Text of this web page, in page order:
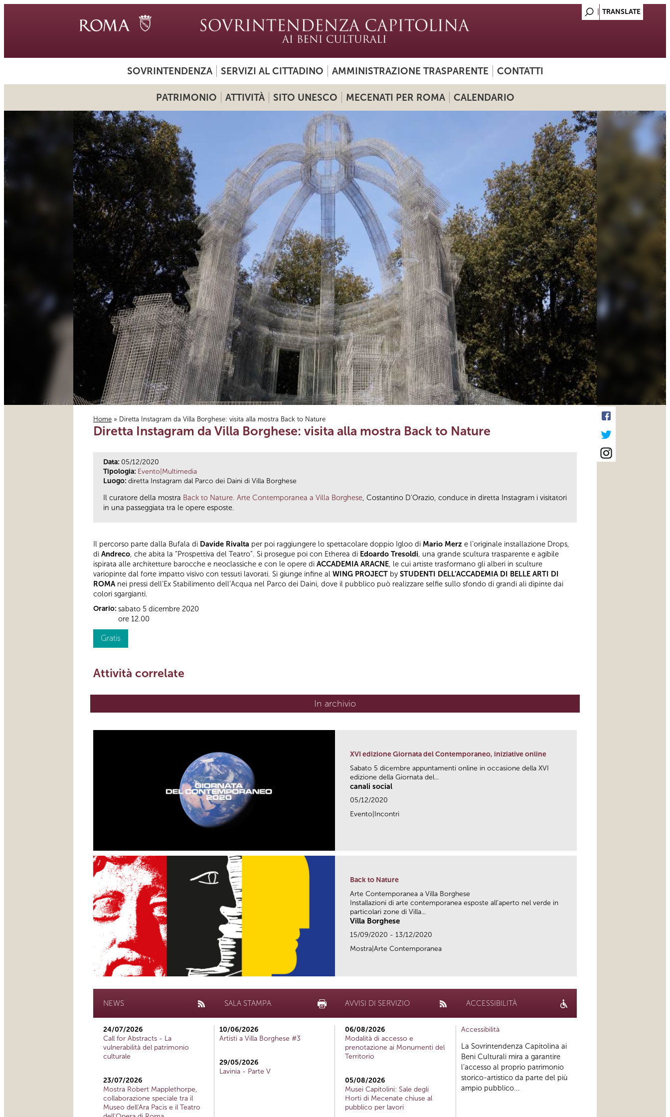
SOVRINTENDENZA SERVIZI AL CITTADINO AMMINISTRAZIONE TRASPARENTE CONTATTI
PATRIMONIO ATTIVITÀ SITO UNESCO MECENATI PER ROMA CALENDARIO
Tu sei qui
Home » Diretta Instagram da Villa Borghese: visita alla mostra Back to Nature
Diretta Instagram da Villa Borghese: visita alla mostra Back to Nature
Data: 05/12/2020
Tipologia: Evento|Multimedia
Luogo: diretta Instagram dal Parco dei Daini di Villa Borghese
Il curatore della mostra Back to Nature. Arte Contemporanea a Villa Borghese, Costantino D'Orazio, conduce in diretta Instagram i visitatori
in una passeggiata tra le opere esposte.
Il percorso parte dalla Bufala di Davide Rivalta per poi raggiungere lo spettacolare doppio Igloo di Mario Merz e l’originale installazione Drops,
di Andreco, che abita la “Prospettiva del Teatro”. Si prosegue poi con Etherea di Edoardo Tresoldi, una grande scultura trasparente e agibile
ispirata alle architetture barocche e neoclassiche e con le opere di ACCADEMIA ARACNE, le cui artiste trasformano gli alberi in sculture
variopinte dal forte impatto visivo con tessuti lavorati. Si giunge infine al WING PROJECT by STUDENTI DELL’ACCADEMIA DI BELLE ARTI DI
ROMA nei pressi dell’Ex Stabilimento dell’Acqua nel Parco dei Daini, dove il pubblico può realizzare selfie sullo sfondo di grandi ali dipinte dai
colori sgargianti.
Orario: sabato 5 dicembre 2020
ore 12.00
Gratis
Attività correlate
In archivio
XVI edizione Giornata del Contemporaneo, iniziative online
Sabato 5 dicembre appuntamenti online in occasione della XVI
edizione della Giornata del...
canali social
05/12/2020
Evento|Incontri
Back to Nature
Arte Contemporanea a Villa Borghese
Installazioni di arte contemporanea esposte all’aperto nel verde in
particolari zone di Villa...
Villa Borghese
15/09/2020 - 13/12/2020
Mostra|Arte Contemporanea
NEWS
24/07/2026
Call for Abstracts - La
vulnerabilità del patrimonio
culturale
23/07/2026
Mostra Robert Mapplethorpe,
collaborazione speciale tra il
Museo dell'Ara Pacis e il Teatro
SALA STAMPA
10/06/2026
Artisti a Villa Borghese #3
29/05/2026
Lavinia - Parte V
AVVISI DI SERVIZIO
06/08/2026
Modalità di accesso e
prenotazione ai Monumenti del
Territorio
05/08/2026
Musei Capitolini: Sale degli
Horti di Mecenate chiuse al
pubblico per lavori
ACCESSIBILITÀ
Accessibilità
La Sovrintendenza Capitolina ai
Beni Culturali mira a garantire
l’accesso al proprio patrimonio
storico-artistico da parte del più
ampio pubblico...